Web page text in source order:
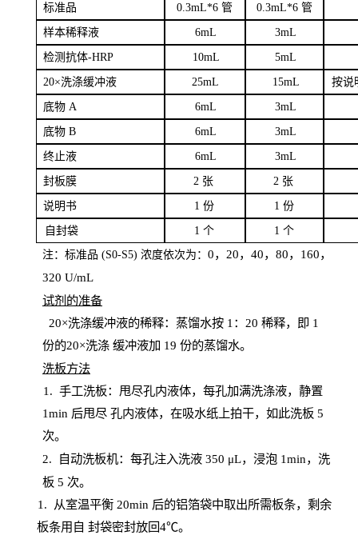
标准品 0.3mL*6 管 0.3mL*6 管
样本稀释液 6mL 3mL
检测抗体-HRP 10mL 5mL
20×洗涤缓冲液 25mL 15mL 按说
底物A 6mL 3mL
底物B 6mL 3mL
终止液 6mL 3mL
封板膜 2 张 2 张
说明书 1 份 1 份
自封袋 1 个 1 个
注：标准品 (S0-S5) 浓度依次为： 0，20，40，80，160，
320 U/mL
试剂的准备
20×洗涤缓冲液的稀释：蒸馏水按 1：20 稀释，即 1
份的20×洗涤 缓冲液加 19 份的蒸馏水。
洗板方法
1. 手工洗板：甩尽孔内液体，每孔加满洗涤液，静置
1min 后甩尽 孔内液体，在吸水纸上拍干，如此洗板 5
次。
2.
自动洗板机：每孔注入洗液 350 μL，浸泡 1min，洗
板 5 次。
1 . 从室温平衡 20min 后的铝箔袋中取出所需板条，剩余
板条用自 封袋密封放回4℃。